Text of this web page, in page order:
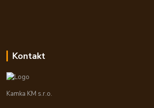
Kontakt
Kamka KM s.r.o.